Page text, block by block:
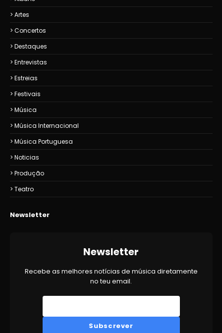
Artes
Concertos
Destaques
Entrevistas
Estreias
Festivais
Música
Música Internacional
Música Portuguesa
Noticias
Produção
Teatro
Newsletter
Newsletter
Recebe as melhores notícias de música diretamente
no teu email.
Subscrever